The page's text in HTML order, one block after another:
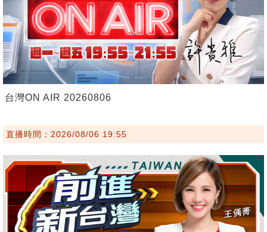
台灣ON AIR 20260806
直播時間：2026/08/06 19:55